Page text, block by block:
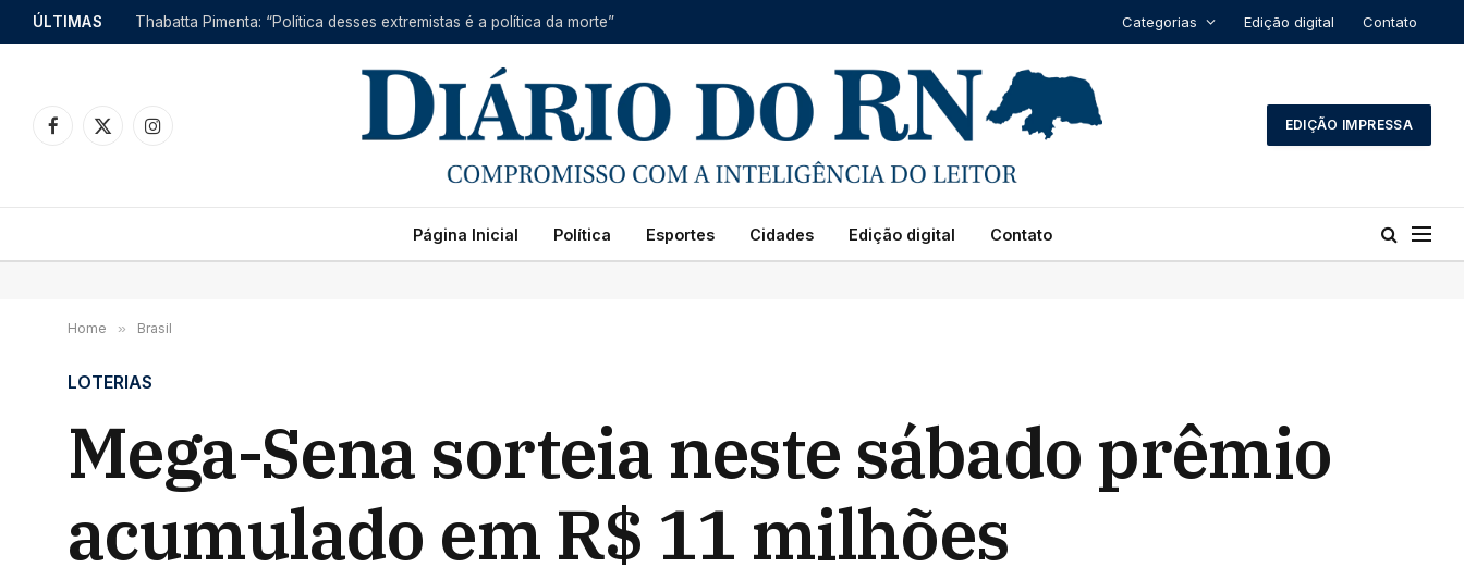
ÚLTIMAS Thabatta Pimenta: “Política desses extremistas é a política da morte” Categorias Edição digital Contato
Facebook
X
Instagram
EDIÇÃO IMPRESSA
Página Inicial Política Esportes Cidades Edição digital Contato
Home » Brasil
LOTERIAS
Mega-Sena sorteia neste sábado prêmio
acumulado em R$ 11 milhões